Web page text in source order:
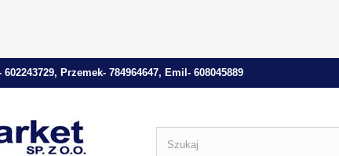
602243729, Przemek- 784964647, Emil- 608045889